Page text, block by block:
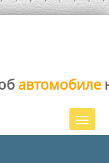
автомобиле